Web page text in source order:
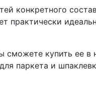
конкретного
практически
сможете купить ее в
паркета и